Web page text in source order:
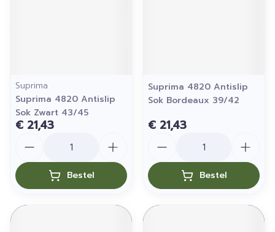
Suprima
Suprima 4820 Antislip
Sok Zwart 43/45
€ 21,43
Bestel
Suprima 4820 Antislip
Sok Bordeaux 39/42
€ 21,43
Bestel